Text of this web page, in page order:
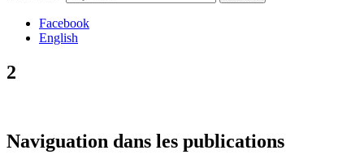
Facebook
English
2
Naviguation dans les publications